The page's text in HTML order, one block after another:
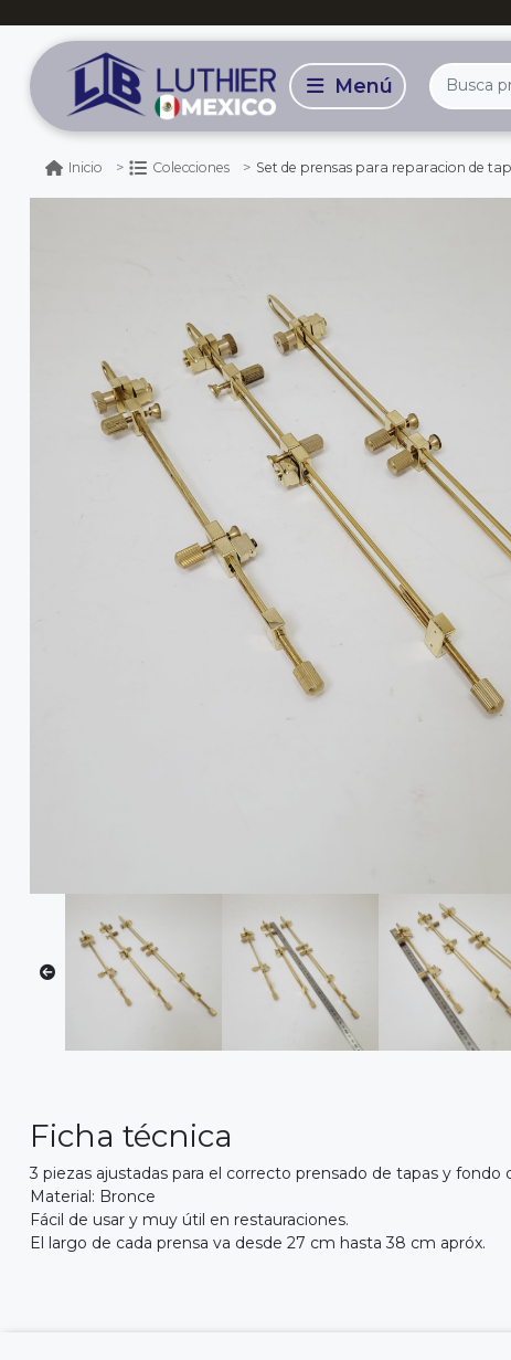
Inicio Colecciones Set de prensas para reparacion de tapas
Ficha técnica
3 piezas ajustadas para el correcto prensado de tapas y fondo
Material: Bronce
Fácil de usar y muy útil en restauraciones.
El largo de cada prensa va desde 27 cm hasta 38 cm apróx.